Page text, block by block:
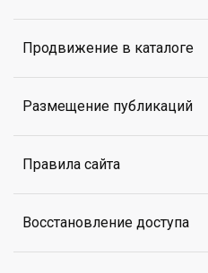
Продвижение в каталоге
Размещение публикаций
Правила сайта
Восстановление доступа